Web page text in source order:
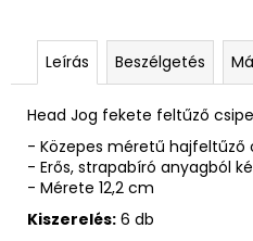
Leírás Beszélgetés
Head Jog fekete feltűző
- Közepes méretű hajfeltűző
- Erős, strapabíró anyagból
- Mérete 12,2 cm
Kiszerelés: 6 db